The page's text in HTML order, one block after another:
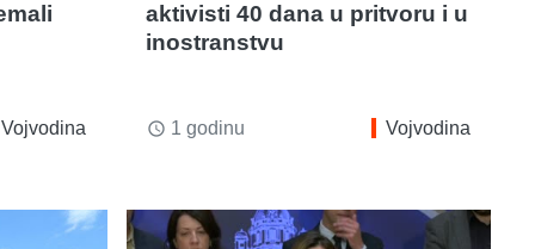
Vojvodina
aktivisti 40 dana u pritvoru i u
inostranstvu
access_time 1 godinu Vojvodina